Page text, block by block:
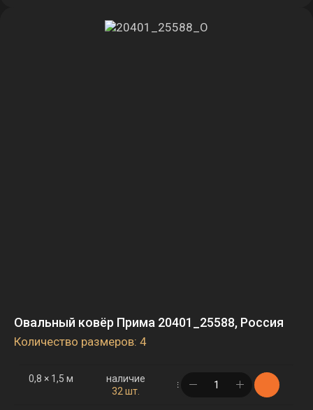
Овальный ковёр Прима 20401_25588, Россия
Количество размеров: 4
0,8 × 1,5 м
наличие
32 шт.
в корзине